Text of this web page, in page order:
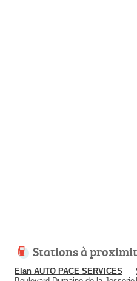
Stations à
Elan AUTO PACE SERVICES